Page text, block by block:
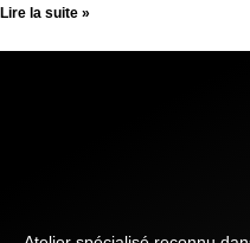
Lire la suite »